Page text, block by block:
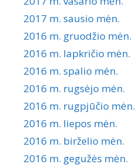
2017 m. sausio mėn.
2016 m. gruodžio mėn.
2016 m. lapkričio mėn.
2016 m. spalio mėn.
2016 m. rugsėjo mėn.
2016 m. rugpjūčio mėn.
2016 m. liepos mėn.
2016 m. birželio mėn.
2016 m. gegužės mėn.